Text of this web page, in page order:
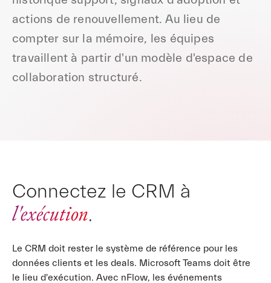
actions de renouvellement. Au lieu de
compter sur la mémoire, les équipes
travaillent à partir d'un modèle d'espace de
collaboration structuré.
Connectez le CRM à
l'exécution.
Le CRM doit rester le système de référence pour les
données clients et les deals. Microsoft Teams doit être
le lieu d'exécution. Avec nFlow, les événements